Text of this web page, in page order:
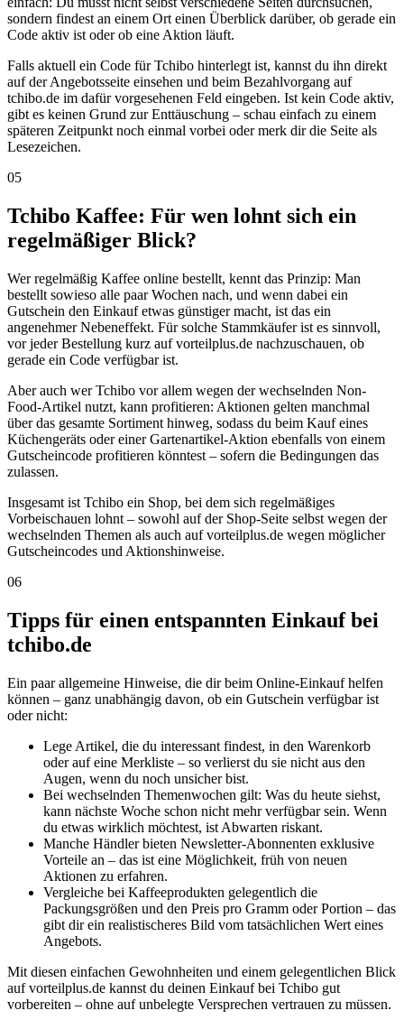
sondern findest an einem Ort einen Überblick darüber, ob gerade ein
Code aktiv ist oder ob eine Aktion läuft.
Falls aktuell ein Code für Tchibo hinterlegt ist, kannst du ihn direkt
auf der Angebotsseite einsehen und beim Bezahlvorgang auf
tchibo.de im dafür vorgesehenen Feld eingeben. Ist kein Code aktiv,
gibt es keinen Grund zur Enttäuschung – schau einfach zu einem
späteren Zeitpunkt noch einmal vorbei oder merk dir die Seite als
Lesezeichen.
05
Tchibo Kaffee: Für wen lohnt sich ein
regelmäßiger Blick?
Wer regelmäßig Kaffee online bestellt, kennt das Prinzip: Man
bestellt sowieso alle paar Wochen nach, und wenn dabei ein
Gutschein den Einkauf etwas günstiger macht, ist das ein
angenehmer Nebeneffekt. Für solche Stammkäufer ist es sinnvoll,
vor jeder Bestellung kurz auf vorteilplus.de nachzuschauen, ob
gerade ein Code verfügbar ist.
Aber auch wer Tchibo vor allem wegen der wechselnden Non-
Food-Artikel nutzt, kann profitieren: Aktionen gelten manchmal
über das gesamte Sortiment hinweg, sodass du beim Kauf eines
Küchengeräts oder einer Gartenartikel-Aktion ebenfalls von einem
Gutscheincode profitieren könntest – sofern die Bedingungen das
zulassen.
Insgesamt ist Tchibo ein Shop, bei dem sich regelmäßiges
Vorbeischauen lohnt – sowohl auf der Shop-Seite selbst wegen der
wechselnden Themen als auch auf vorteilplus.de wegen möglicher
Gutscheincodes und Aktionshinweise.
06
Tipps für einen entspannten Einkauf bei
tchibo.de
Ein paar allgemeine Hinweise, die dir beim Online-Einkauf helfen
können – ganz unabhängig davon, ob ein Gutschein verfügbar ist
oder nicht:
Lege Artikel, die du interessant findest, in den Warenkorb
oder auf eine Merkliste – so verlierst du sie nicht aus den
Augen, wenn du noch unsicher bist.
Bei wechselnden Themenwochen gilt: Was du heute siehst,
kann nächste Woche schon nicht mehr verfügbar sein. Wenn
du etwas wirklich möchtest, ist Abwarten riskant.
Manche Händler bieten Newsletter-Abonnenten exklusive
Vorteile an – das ist eine Möglichkeit, früh von neuen
Aktionen zu erfahren.
Vergleiche bei Kaffeeprodukten gelegentlich die
Packungsgrößen und den Preis pro Gramm oder Portion – das
gibt dir ein realistischeres Bild vom tatsächlichen Wert eines
Angebots.
Mit diesen einfachen Gewohnheiten und einem gelegentlichen Blick
auf vorteilplus.de kannst du deinen Einkauf bei Tchibo gut
vorbereiten – ohne auf unbelegte Versprechen vertrauen zu müssen.